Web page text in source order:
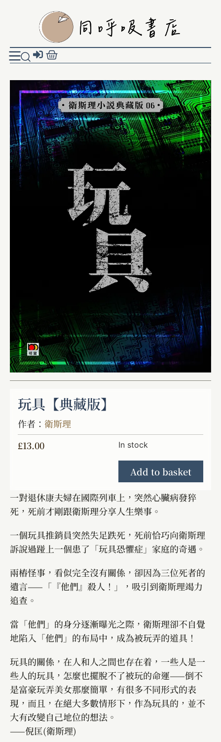
玩具【典藏版】
作者： 衛斯理
£13.00 In stock
Add to basket
一對退休康夫婦在國際列車上，突然心臟病發猝
死，死前才剛跟衛斯理分享人生樂事。
一個玩具推銷員突然失足跌死，死前恰巧向衛斯理
訴說過踫上一個患了「玩具恐懼症」家庭的奇遇。
兩樁怪事，看似完全沒有關係，卻因為三位死者的
遺言——「『他們』殺人！」，吸引到衛斯理竭力
追查。
當「他們」的身分逐漸曝光之際，衛斯理卻不自覺
地陷入「他們」的布局中，成為被玩弄的道具！
玩具的關係，在人和人之間也存在着，一些人是一
些人的玩具，怎麼也擺脫不了被玩的命運——倒不
是富豪玩弄美女那麼簡單，有很多不同形式的表
現，而且，在絕大多數情形下，作為玩具的，並不
大有改變自己地位的想法。
——倪匡(衛斯理)